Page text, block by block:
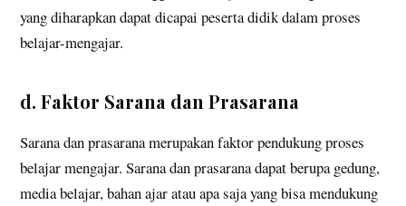
yang diharapkan dapat dicapai peserta didik dalam proses
belajar-mengajar.
d. Faktor Sarana dan Prasarana
Sarana dan prasarana merupakan faktor pendukung proses
belajar mengajar. Sarana dan prasarana dapat berupa gedung,
media belajar, bahan ajar atau apa saja yang bisa mendukung